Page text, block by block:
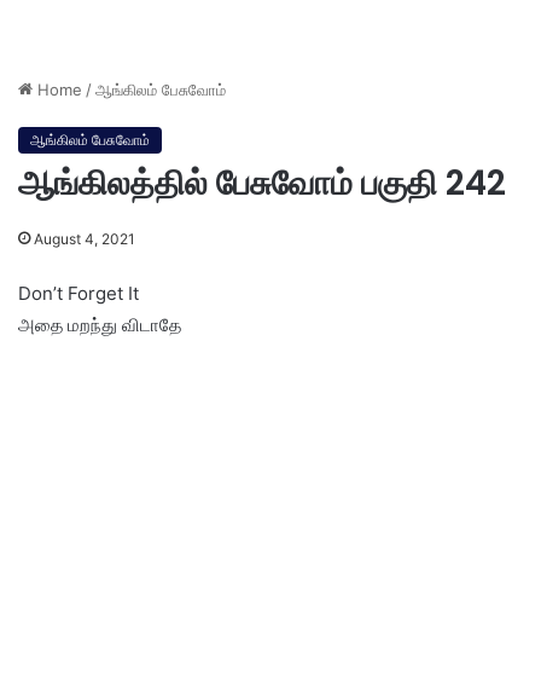
Home /ஆங்கிலம் பேசுவோம்
ஆங்கிலம் பேசுவோம்
ஆங்கிலத்தில் பேசுவோம் பகுதி 242
August 4, 2021
Don’t Forget It
அதை மறந்து விடாதே